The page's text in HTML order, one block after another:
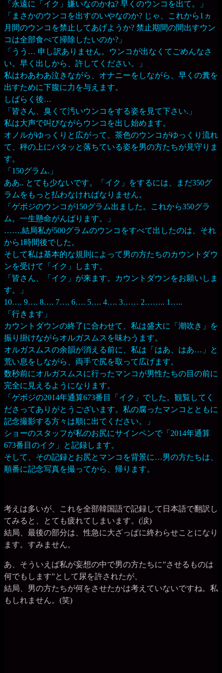
「永遠に「イク」嫌いなのかね? 早くのウンコを出て。」
「まさかのウンコを出すのいやなのか? じゃ、これから1ヵ
月間のウンコを禁止してあげようか? 禁止期間の間出すウン
コは全部食べて掃除したいのか?」
「うう… 申し訳ありません。ウンコが出なくてごめんなさ
い。早く出しから、許してください。」
私はわあわあ泣きながら、オナニーをしながら、早くの糞を
出すために下腹に力を与えます。
しばらく後…
「皆さん、臭くて汚いウンコをする姿を見て下さい.」
私は大声で叫びながらウンコを出し始めます。
オノルがゆっくりと広がって、茶色のウンコがゆっくり流れ
て、秤の上にバタッと落ちている姿を男の方たちが見守りま
す。
「150グラム.」
ああ.. とても少ないです。「イク」をするには、まだ350グ
ラムをもっと払わなければなりません。
「ゲボジのウンコが150グラム出ました。これから350グラ
ム。一生懸命がんばります。」
…….結局私が500グラムのウンコをすべて出したのは、それ
から1時間後でした。
そして私は基本的な規則によって男の方たちのカウントダウ
ンを受けて「イク」します。
「皆さん、「イク」が来ます。カウントダウンをお願いしま
す。」
10…. 9…. 8…. 7…. 6…. 5…. 4…. 3…… 2…….. 1…..
「行きます」
カウントダウンの終了に合わせて、私は盛大に「潮吹き」を
振り掛けながらオルガスムスを味わうます。
オルガスムスの余韻が消える前に、私は「はあ、はあ…」と
荒い息をしながら、両手で尻を取って広げます。
数秒前にオルガスムスに行ったマンコが男性たちの目の前に
完全に見えるようになります。
「ゲボジの2014年通算673番目「イク」でした。観覧してく
ださってありがとうございます。私の腐ったマンコとともに
記念撮影する方々は順に出てください。」
ショーのスタッフが私のお尻にサインペンで「2014年通算
673番目のイク」と記録します。
そして、その記録とお尻とマンコを背景に…男の方たちは、
順番に記念写真を撮ってから、帰ります。
考えは多いが、これを全部韓国語で記録して日本語で翻訳し
てみると、とても疲れてしまいます。(涙)
結局、最後の部分は、性急に大ざっぱに終わらせことになり
ます。すみません。
あ、そういえば私が妄想の中で男の方たちに”させるものは
何でもします”として尿を許されたが、
結局、男の方たちが何をさせたかは考えていないですね。私
もしれません。(笑)